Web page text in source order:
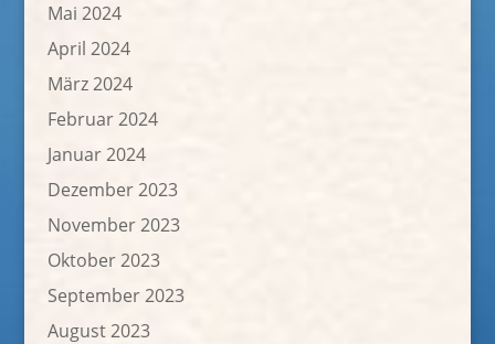
Mai 2024
April 2024
März 2024
Februar 2024
Januar 2024
Dezember 2023
November 2023
Oktober 2023
September 2023
August 2023